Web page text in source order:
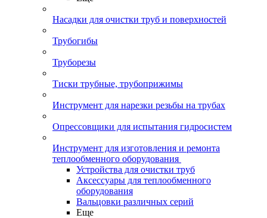
Насадки для очистки труб и поверхностей
Трубогибы
Труборезы
Тиски трубные, трубоприжимы
Инструмент для нарезки резьбы на трубах
Опрессовщики для испытания гидросистем
Инструмент для изготовления и ремонта
теплообменного оборудования
Устройства для очистки труб
Аксессуары для теплообменного
оборудования
Вальцовки различных серий
Еще